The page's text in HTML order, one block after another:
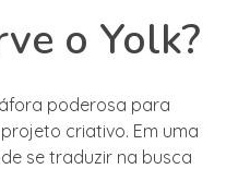
o Yolk?
poderosa para
criativo. Em uma
se traduzir na busca